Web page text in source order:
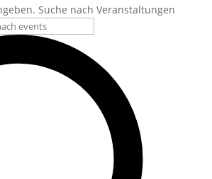
Suche nach Veranstaltungen